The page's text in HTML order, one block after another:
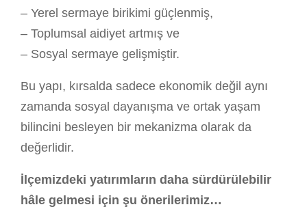
– Yerel sermaye birikimi güçlenmiş,
– Toplumsal aidiyet artmış ve
– Sosyal sermaye gelişmiştir.
Bu yapı, kırsalda sadece ekonomik değil aynı
zamanda sosyal dayanışma ve ortak yaşam
bilincini besleyen bir mekanizma olarak da
değerlidir.
İlçemizdeki yatırımların daha sürdürülebilir
hâle gelmesi için şu önerilerimiz…